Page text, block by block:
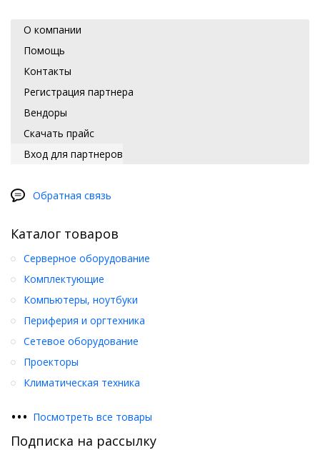
О компании
Помощь
Контакты
Регистрация партнера
Вендоры
Скачать прайс
Вход для партнеров
Обратная связь
Каталог товаров
Серверное оборудование
Комплектующие
Компьютеры, ноутбуки
Периферия и оргтехника
Сетевое оборудование
Проекторы
Климатическая техника
••• Посмотреть все товары
Подписка на рассылку